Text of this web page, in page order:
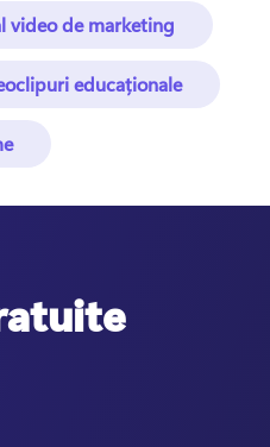
video de marketing
educaționale